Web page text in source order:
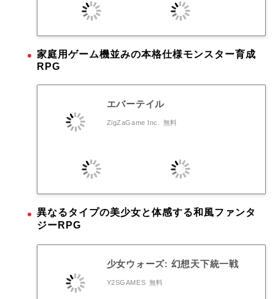
家庭用ゲーム機並みの本格仕様モンスター育成
RPG
エバーテイル
ZigZaGame Inc. 無料
異なるタイプの美少女と体感する和風ファンタ
ジーRPG
少女ウォーズ: 幻想天下統一戦
Y2SGAMES 無料